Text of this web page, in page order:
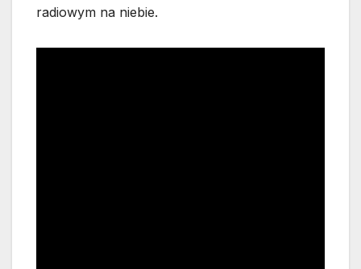
radiowym na niebie.